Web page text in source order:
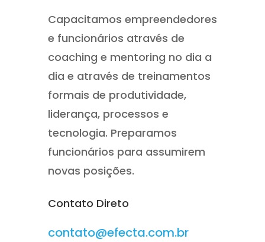
Capacitamos empreendedores
e funcionários através de
coaching e mentoring no dia a
dia e através de treinamentos
formais de produtividade,
liderança, processos e
tecnologia. Preparamos
funcionários para assumirem
novas posições.
Contato Direto
contato@efecta.com.br